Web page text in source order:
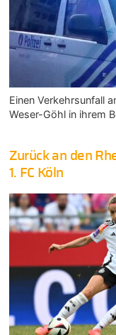
Einen Verkehrsunfall
Weser-Göhl in ihrem
Zurück an den
1. FC Köln